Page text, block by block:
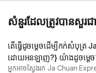
សំនួរដែលត្រូវបានសួរ
តើធ្វើដូចម្តេចដើម្បីកក់សំបុត្រ
ដោយអនឡាញ?} យ៉ាងដូចម្តេច
អ្នកអាចស្វែងរក Ja Chuan